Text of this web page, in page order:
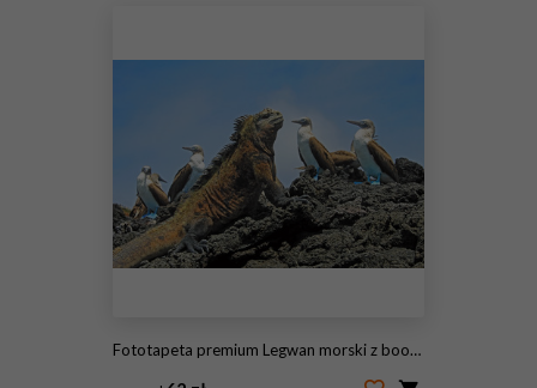
Fototapeta premium Legwan morski z boobies niebieskonogimi, minami, Sula nebouxii i Amblyrhynchus cristatus, na wyspie Isabela, Galapagos, Ekwadorze, Ameryce Południowej